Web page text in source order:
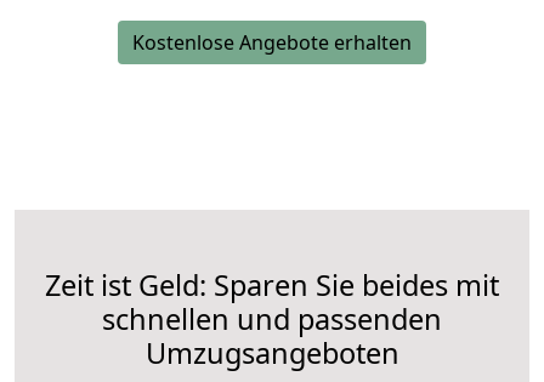
Kostenlose Angebote erhalten
Zeit ist Geld: Sparen Sie beides mit
schnellen und passenden
Umzugsangeboten